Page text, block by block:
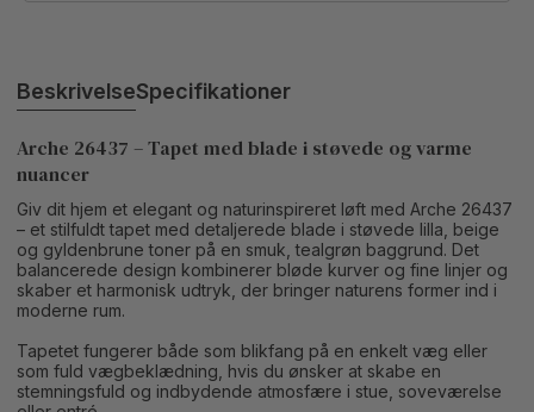
BeskrivelseSpecifikationer
Arche 26437 – Tapet med blade i støvede og varme
nuancer
Giv dit hjem et elegant og naturinspireret løft med Arche 26437
– et stilfuldt tapet med detaljerede blade i støvede lilla, beige
og gyldenbrune toner på en smuk, tealgrøn baggrund. Det
balancerede design kombinerer bløde kurver og fine linjer og
skaber et harmonisk udtryk, der bringer naturens former ind i
moderne rum.
Tapetet fungerer både som blikfang på en enkelt væg eller
som fuld vægbeklædning, hvis du ønsker at skabe en
stemningsfuld og indbydende atmosfære i stue, soveværelse